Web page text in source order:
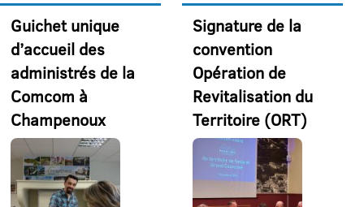
Guichet unique
d’accueil des
administrés de la
Comcom à
Champenoux
Signature de la
convention
Opération de
Revitalisation du
Territoire (ORT)